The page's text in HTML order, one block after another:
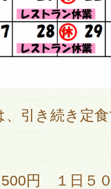
引き続き定
円 １日５